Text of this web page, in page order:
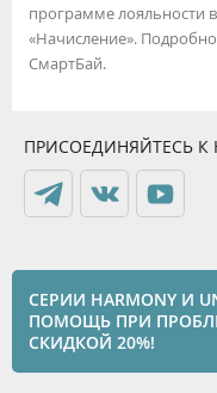
программе лояльности
«Начисление».
СмартБай.
ПРИСОЕДИНЯЙТЕСЬ К
СЕРИИ HARMONY И
ПОМОЩЬ ПРИ
СКИДКОЙ 20%!